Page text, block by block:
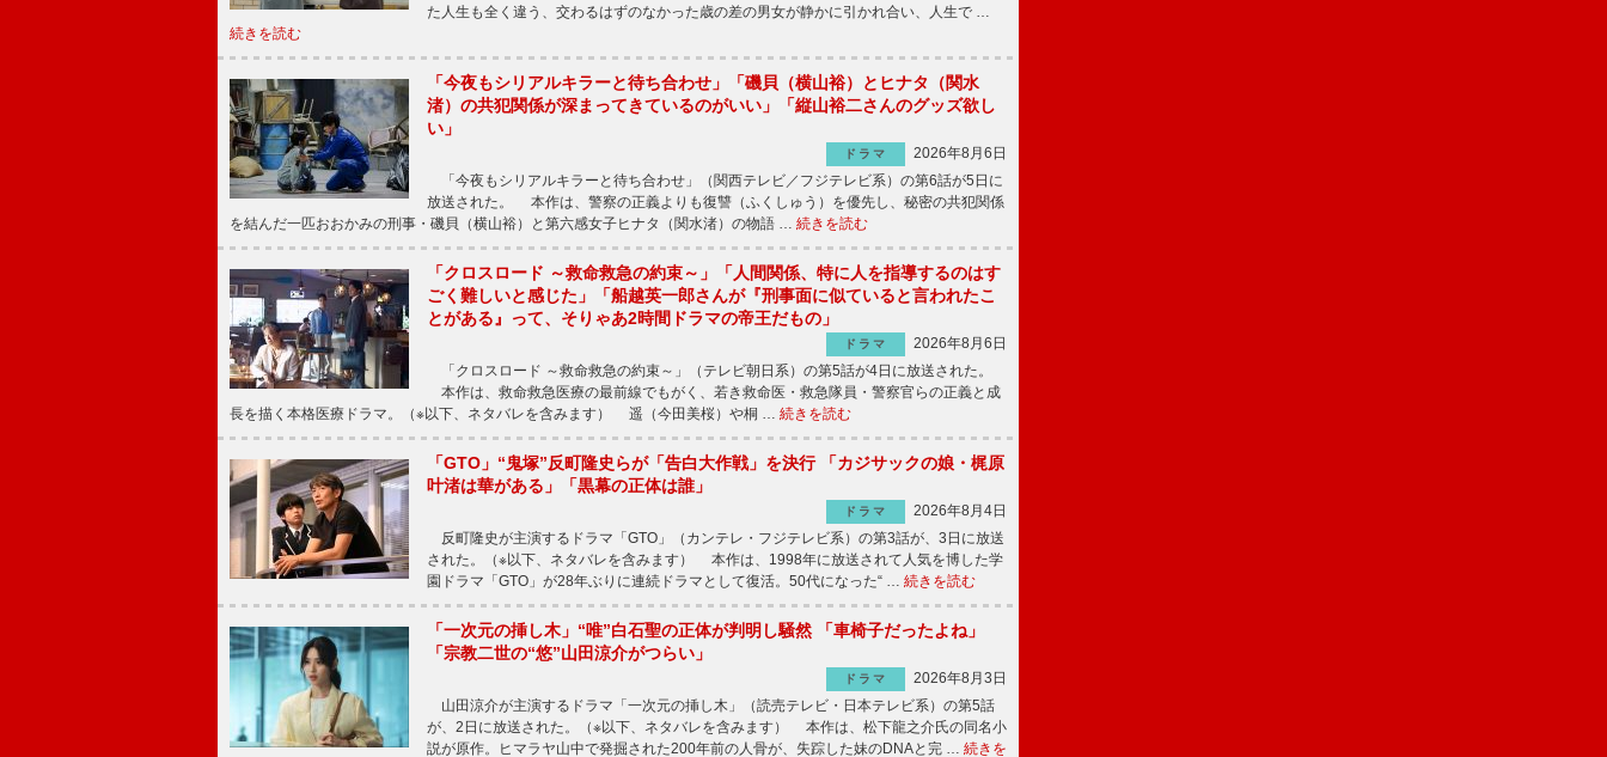
た人生も全く違う、交わるはずのなかった歳の差の男女が静かに引かれ合い、人生で …
続きを読む
「今夜もシリアルキラーと待ち合わせ」「磯貝（横山裕）とヒナタ（関水
渚）の共犯関係が深まってきているのがいい」「縦山裕二さんのグッズ欲し
い」
ドラマ
2026年8月6日
「今夜もシリアルキラーと待ち合わせ」（関西テレビ／フジテレビ系）の第6話が5日に
放送された。 本作は、警察の正義よりも復讐（ふくしゅう）を優先し、秘密の共犯関係
を結んだ一匹おおかみの刑事・磯貝（横山裕）と第六感女子ヒナタ（関水渚）の物語 … 続きを読む
「クロスロード ～救命救急の約束～」「人間関係、特に人を指導するのはす
ごく難しいと感じた」「船越英一郎さんが『刑事面に似ていると言われたこ
とがある』って、そりゃあ2時間ドラマの帝王だもの」
ドラマ
2026年8月6日
「クロスロード ～救命救急の約束～」（テレビ朝日系）の第5話が4日に放送された。
本作は、救命救急医療の最前線でもがく、若き救命医・救急隊員・警察官らの正義と成
長を描く本格医療ドラマ。（※以下、ネタバレを含みます） 遥（今田美桜）や桐 … 続きを読む
「GTO」“鬼塚”反町隆史らが「告白大作戦」を決行 「カジサックの娘・梶原
叶渚は華がある」「黒幕の正体は誰」
ドラマ
2026年8月4日
反町隆史が主演するドラマ「GTO」（カンテレ・フジテレビ系）の第3話が、3日に放送
された。（※以下、ネタバレを含みます） 本作は、1998年に放送されて人気を博した学
園ドラマ「GTO」が28年ぶりに連続ドラマとして復活。50代になった“ … 続きを読む
「一次元の挿し木」“唯”白石聖の正体が判明し騒然 「車椅子だったよね」
「宗教二世の“悠”山田涼介がつらい」
ドラマ
2026年8月3日
山田涼介が主演するドラマ「一次元の挿し木」（読売テレビ・日本テレビ系）の第5話
が、2日に放送された。（※以下、ネタバレを含みます） 本作は、松下龍之介氏の同名小
説が原作。ヒマラヤ山中で発掘された200年前の人骨が、失踪した妹のDNAと完 … 続きを